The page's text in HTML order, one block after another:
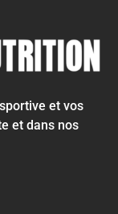
et vos
et dans nos